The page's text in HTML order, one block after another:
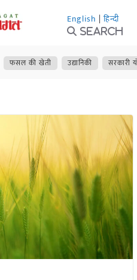
English | हिन्दी
Search
फसल की खेती उद्यानिकी सरकारी